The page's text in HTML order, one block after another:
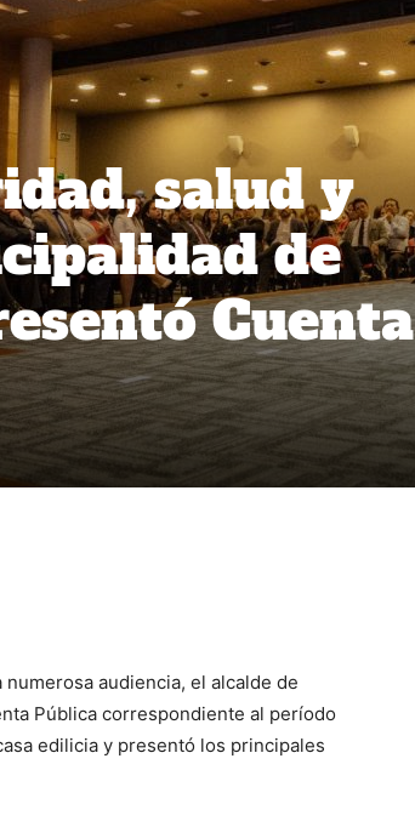
salud y
de
Cuenta
audiencia, el alcalde de
Pública correspondiente al período
edilicia y presentó los principales